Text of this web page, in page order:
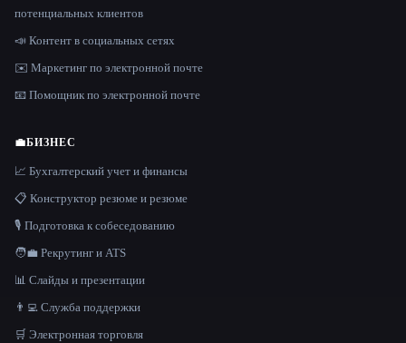
потенциальных клиентов
📣 Контент в социальных сетях
✉️ Маркетинг по электронной почте
📧 Помощник по электронной почте
💼БИЗНЕС
📈 Бухгалтерский учет и финансы
📋 Конструктор резюме и резюме
🎙️ Подготовка к собеседованию
🧑‍💼 Рекрутинг и ATS
📊 Слайды и презентации
👨‍💻 Служба поддержки
🛒 Электронная торговля